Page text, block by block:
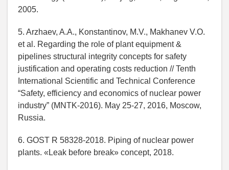
2005.
5. Arzhaev, A.A., Konstantinov, M.V., Makhanev V.O.
et al. Regarding the role of plant equipment &
pipelines structural integrity concepts for safety
justification and operating costs reduction // Tenth
International Scientific and Technical Conference
“Safety, efficiency and economics of nuclear power
industry” (MNTK-2016). May 25-27, 2016, Moscow,
Russia.
6. GOST R 58328-2018. Piping of nuclear power
plants. «Leak before break» concept, 2018.